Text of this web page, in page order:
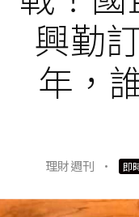
興勤
年，
理財週刊 · 即